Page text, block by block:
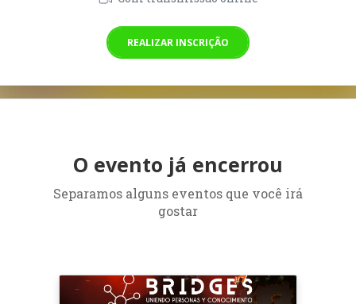
REALIZAR INSCRIÇÃO
O evento já encerrou
Separamos alguns eventos que você irá
gostar